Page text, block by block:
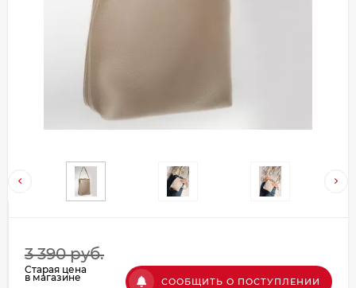
3 390 руб.
Старая цена
в магазине СООБЩИТЬ О ПОСТУПЛЕНИИ
Добавляйте товары
в корзину
Оплачивайте сегодня только
% картой любого банка
Получайте товар
выбранный способом
списываться
по25 каждые 2 недели